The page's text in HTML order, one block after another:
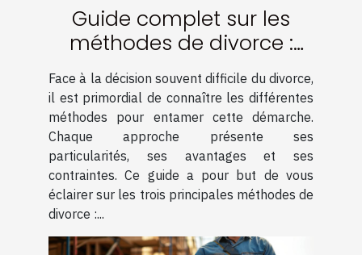
Guide complet sur les
méthodes de divorce :
amiable, médiation et
contentieux
Face à la décision souvent difficile du divorce,
il est primordial de connaître les différentes
méthodes pour entamer cette démarche.
Chaque approche présente ses
particularités, ses avantages et ses
contraintes. Ce guide a pour but de vous
éclairer sur les trois principales méthodes de
divorce :...